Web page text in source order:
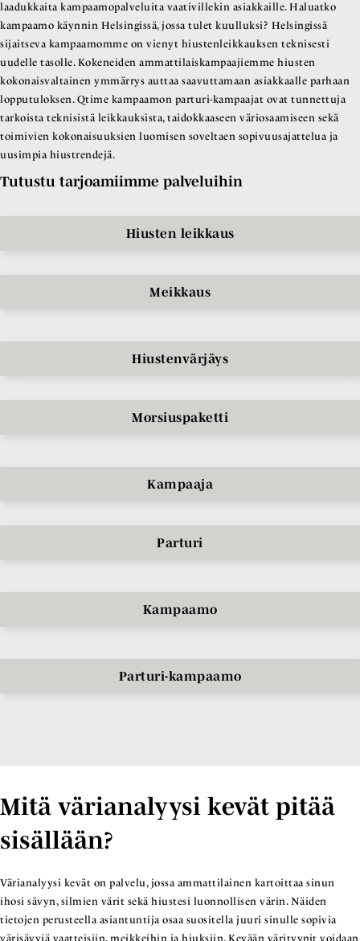
laadukkaita kampaamopalveluita vaativillekin asiakkaille. Haluatko
kampaamo käynnin Helsingissä, jossa tulet kuulluksi? Helsingissä
sijaitseva kampaamomme on vienyt hiustenleikkauksen teknisesti
uudelle tasolle. Kokeneiden ammattilaiskampaajiemme hiusten
kokonaisvaltainen ymmärrys auttaa saavuttamaan asiakkaalle parhaan
lopputuloksen. Qtime kampaamon parturi-kampaajat ovat tunnettuja
tarkoista teknisistä leikkauksista, taidokkaaseen väriosaamiseen sekä
toimivien kokonaisuuksien luomisen soveltaen sopivuusajattelua ja
uusimpia hiustrendejä.
Tutustu tarjoamiimme palveluihin
Hiusten leikkaus
Meikkaus
Hiustenvärjäys
Morsiuspaketti
Kampaaja
Parturi
Kampaamo
Parturi-kampaamo
Mitä värianalyysi kevät pitää
sisällään?
Värianalyysi kevät on palvelu, jossa ammattilainen kartoittaa sinun
ihosi sävyn, silmien värit sekä hiustesi luonnollisen värin. Näiden
tietojen perusteella asiantuntija osaa suositella juuri sinulle sopivia
värisävyjä vaatteisiin, meikkeihin ja hiuksiin. Kevään värityypit voidaan